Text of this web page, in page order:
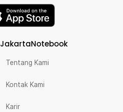
JakartaNotebook
Tentang Kami
Kontak Kami
Karir